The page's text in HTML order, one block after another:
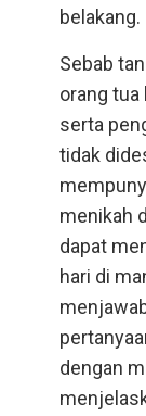
belakang.
Sebab
orang tua
serta
tidak
menikah
dapat
hari di
dengan